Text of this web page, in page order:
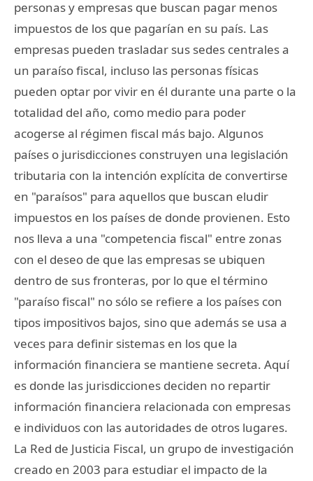
personas y empresas que buscan pagar menos
impuestos de los que pagarían en su país. Las
empresas pueden trasladar sus sedes centrales a
un paraíso fiscal, incluso las personas físicas
pueden optar por vivir en él durante una parte o la
totalidad del año, como medio para poder
acogerse al régimen fiscal más bajo. Algunos
países o jurisdicciones construyen una legislación
tributaria con la intención explícita de convertirse
en "paraísos" para aquellos que buscan eludir
impuestos en los países de donde provienen. Esto
nos lleva a una "competencia fiscal" entre zonas
con el deseo de que las empresas se ubiquen
dentro de sus fronteras, por lo que el término
"paraíso fiscal" no sólo se refiere a los países con
tipos impositivos bajos, sino que además se usa a
veces para definir sistemas en los que la
información financiera se mantiene secreta. Aquí
es donde las jurisdicciones deciden no repartir
información financiera relacionada con empresas
e individuos con las autoridades de otros lugares.
La Red de Justicia Fiscal, un grupo de investigación
creado en 2003 para estudiar el impacto de la